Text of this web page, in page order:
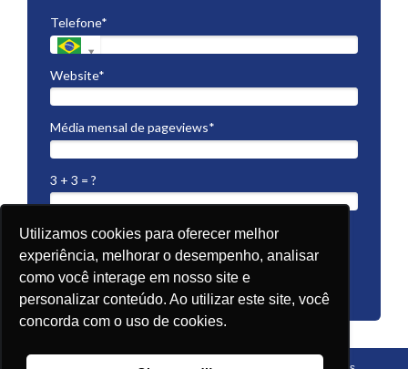
Utilizamos cookies para oferecer melhor
experiência, melhorar o desempenho, analisar
como você interage em nosso site e
personalizar conteúdo. Ao utilizar este site, você
concorda com o uso de cookies.
Telefone*
Website*
Média mensal de pageviews*
3 + 3 = ?
ACESSE GRATUITAMENTE